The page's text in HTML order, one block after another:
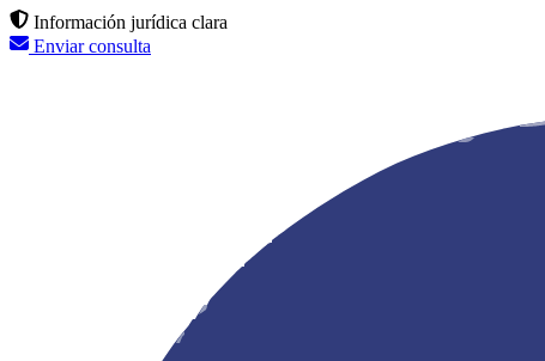
Información jurídica clara
Enviar consulta